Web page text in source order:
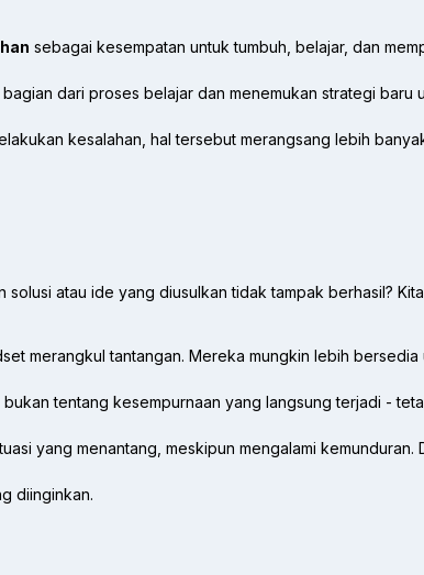
sebagai kesempatan untuk tumbuh, belajar, dan
dari proses belajar dan menemukan strategi baru
kesalahan, hal tersebut merangsang lebih
atau ide yang diusulkan tidak tampak berhasil?
merangkul tantangan. Mereka mungkin lebih
tentang kesempurnaan yang langsung terjadi -
yang menantang, meskipun mengalami
diinginkan.